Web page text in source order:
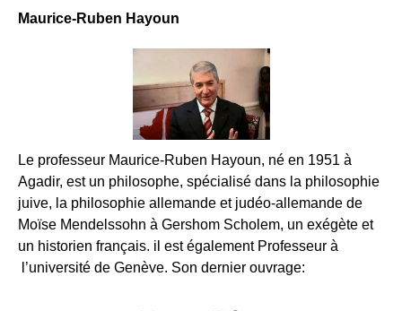
Maurice-Ruben Hayoun
Le professeur Maurice-Ruben Hayoun, né en 1951 à
Agadir, est un philosophe, spécialisé dans la philosophie
juive, la philosophie allemande et judéo-allemande de
Moïse Mendelssohn à Gershom Scholem, un exégète et
un historien français. il est également Professeur à
l’université de Genève. Son dernier ouvrage: